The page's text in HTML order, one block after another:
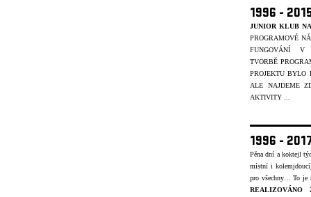
1996 -
JUNIOR KLUB
PROGRAMOVÉ
FUNGOVÁNÍ
TVORBĚ
PROJEKTU BYLO
ALE NAJDEME
AKTIVITY ...
1996 -
Pěna dní a koktejl
místní i
pro všechny… To je
REALIZOVÁNO